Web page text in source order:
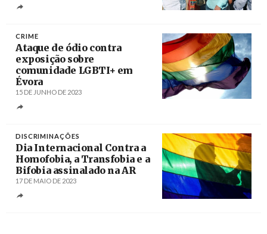
CRIME
Ataque de ódio contra
exposição sobre
comunidade LGBTI+ em
Évora
15 DE JUNHO DE 2023
DISCRIMINAÇÕES
Dia Internacional Contra a
Homofobia, a Transfobia e a
Bifobia assinalado na AR
17 DE MAIO DE 2023